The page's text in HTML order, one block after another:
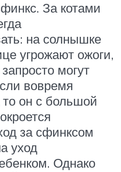
За котами
на солнышке
угрожают ожоги,
могут
вовремя
то он с большой
за сфинксом
уход
Однако